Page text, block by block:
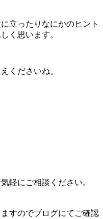
立ったりなにかのヒント
く思います。
くださいね。
軽にご相談ください。
すのでブログにてご確認